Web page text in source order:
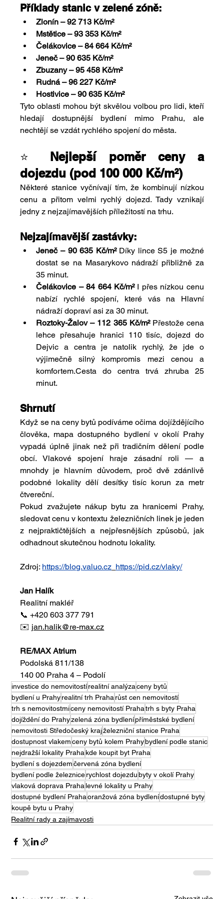
Příklady stanic v zelené zóně:
Zlonín – 92 713 Kč/m²
Mstětice – 93 353 Kč/m²
Čelákovice – 84 664 Kč/m²
Jeneč – 90 635 Kč/m²
Zbuzany – 95 458 Kč/m²
Rudná – 96 227 Kč/m²
Hostivice – 90 635 Kč/m²
Tyto oblasti mohou být skvělou volbou pro lidi, kteří
hledají dostupnější bydlení mimo Prahu, ale
nechtějí se vzdát rychlého spojení do města.
⭐ Nejlepší poměr ceny a
dojezdu (pod 100 000 Kč/m²)
Některé stanice vyčnívají tím, že kombinují nízkou
cenu a přitom velmi rychlý dojezd. Tady vznikají
jedny z nejzajímavějších příležitostí na trhu.
Nejzajímavější zastávky:
Jeneč – 90 635 Kč/m² Díky lince S5 je možné
dostat se na Masarykovo nádraží přibližně za
35 minut.
Čelákovice – 84 664 Kč/m² I přes nízkou cenu
nabízí rychlé spojení, které vás na Hlavní
nádraží dopraví asi za 30 minut.
Roztoky-Žalov – 112 365 Kč/m² Přestože cena
lehce přesahuje hranici 110 tisíc, dojezd do
Dejvic a centra je natolik rychlý, že jde o
výjimečně silný kompromis mezi cenou a
komfortem.Cesta do centra trvá zhruba 25
minut.
Shrnutí
Když se na ceny bytů podíváme očima dojíždějícího
člověka, mapa dostupného bydlení v okolí Prahy
vypadá úplně jinak než při tradičním dělení podle
obcí. Vlakové spojení hraje zásadní roli — a
mnohdy je hlavním důvodem, proč dvě zdánlivě
podobné lokality dělí desítky tisíc korun za metr
čtvereční.
Pokud zvažujete nákup bytu za hranicemi Prahy,
sledovat cenu v kontextu železničních linek je jeden
z nejpraktičtějších a nejpřesnějších způsobů, jak
odhadnout skutečnou hodnotu lokality.
Zdroj: https://blog.valuo.cz https://pid.cz/vlaky/
Jan Halík
Realitní makléř
📞 +420 603 377 791
✉️ jan.halik@re-max.cz
RE/MAX Atrium
Podolská 811/138
140 00 Praha 4 – Podolí
investice do nemovitostírealitní analýza ceny bytů
bydlení u Prahyrealitní trh Praha růst cen nemovitostí
trh s nemovitostmiceny nemovitostí Praha trh s byty Praha
dojíždění do Prahyzelená zóna bydlenípříměstské bydlení
nemovitosti Středočeský krajželezniční stanice Praha
dostupnost vlakem ceny bytů kolem Prahybydlení podle stanic
nejdražší lokality Praha kde koupit byt Praha
bydlení s dojezdem červená zóna bydlení
bydlení podle železnicerychlost dojezdu byty v okolí Prahy
vlaková doprava Praha levné lokality u Prahy
dostupné bydlení Praha oranžová zóna bydlenídostupné byty
koupě bytu u Prahy
Realitní rady a zajímavosti